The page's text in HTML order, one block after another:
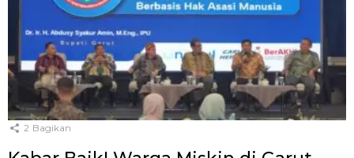
2 Bagikan